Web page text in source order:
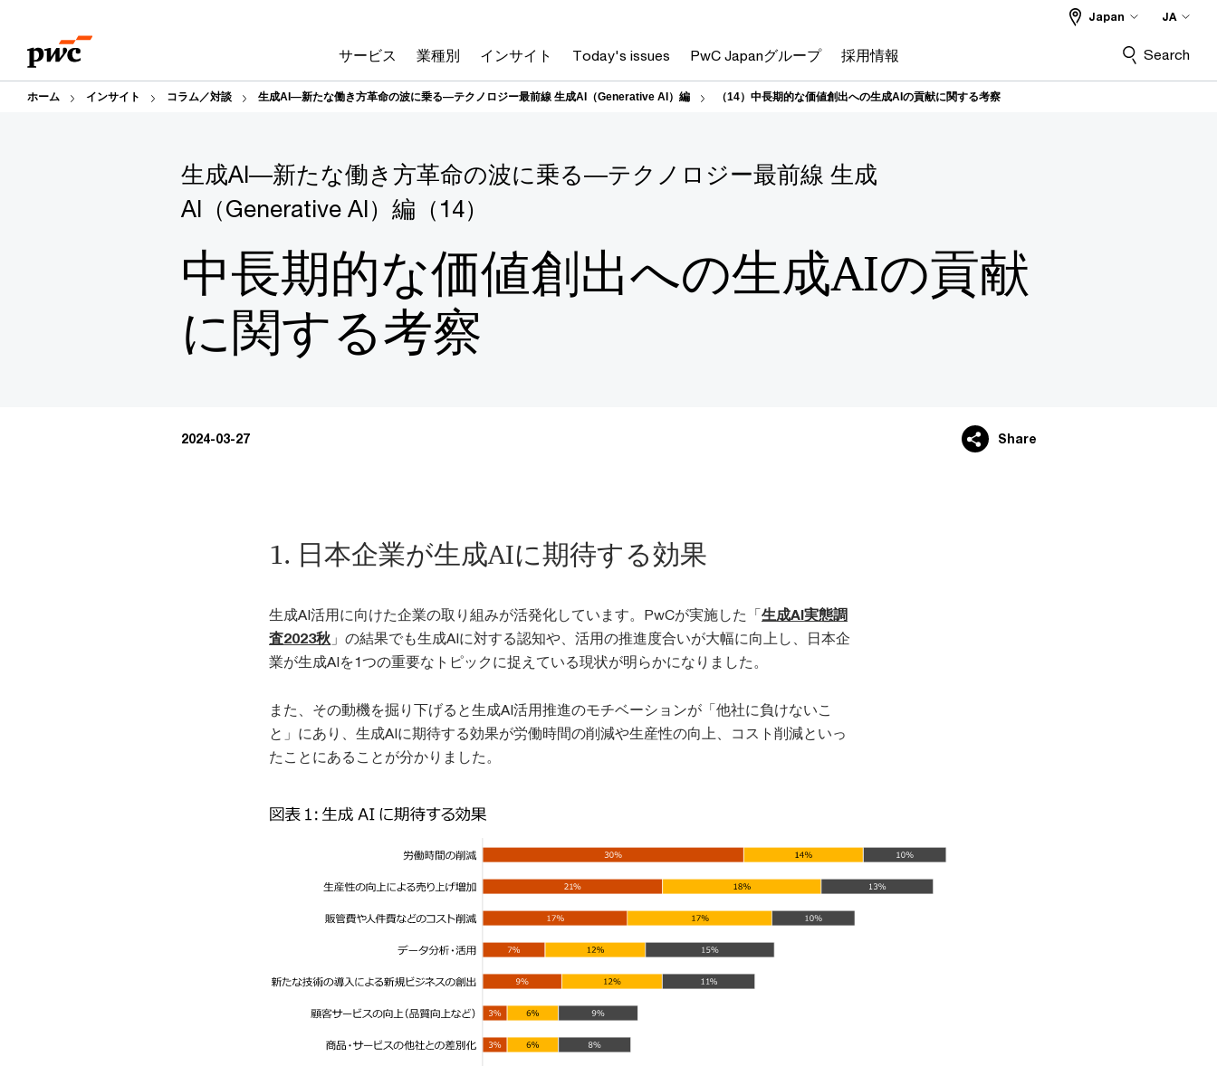
content
footer
サービス 業種別 インサイト Today's issues PwC Japanグループ 採用情報
Japan JA
Search
ホーム インサイト コラム／対談 生成AI―新たな働き方革命の波に乗る―テクノロジー最前線 生成AI（Generative AI）編 （14）中長期的な価値創出への生成AIの貢献に関する考察
生成AI―新たな働き方革命の波に乗る―テクノロジー最前線 生成
AI（Generative AI）編（14）
中長期的な価値創出への生成AIの貢献
に関する考察
2024-03-27 Share
1. 日本企業が生成AIに期待する効果
生成AI活用に向けた企業の取り組みが活発化しています。PwCが実施した「生成AI実態調
査2023秋 」の結果でも生成AIに対する認知や、活用の推進度合いが大幅に向上し、日本企
業が生成AIを1つの重要なトピックに捉えている現状が明らかになりました。
また、その動機を掘り下げると生成AI活用推進のモチベーションが「他社に負けないこ
と」にあり、生成AIに期待する効果が労働時間の削減や生産性の向上、コスト削減といっ
たことにあることが分かりました。